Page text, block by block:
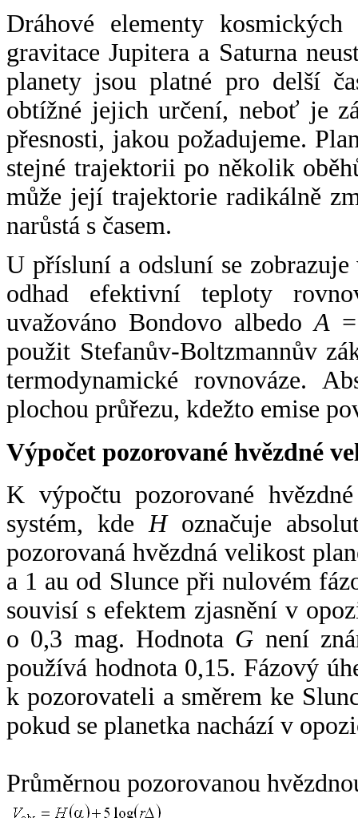
Dráhové elementy
gravitace Jupitera a Saturna
planety jsou platné pro delší
obtížné jejich určení, neboť je
přesnosti, jakou požadujeme.
stejné trajektorii po několik
může její trajektorie radikálně
narůstá s časem.
U přísluní a odsluní se
odhad efektivní teploty
uvažováno Bondovo albedoA
použit Stefanův-Boltzmannův
termodynamické rovnováze.
plochou průřezu, kdežto emise
Výpočet pozorované hvězdné
K výpočtu pozorované
systém, kde Hoznačuje
pozorovaná hvězdná velikost
a 1 au od Slunce při nulovém
souvisí s efektem zjasnění v
o 0,3 mag. Hodnota G není
používá hodnota 0,15. Fázový
k pozorovateli a směrem ke
pokud se planetka nachází v
Průměrnou pozorovanou